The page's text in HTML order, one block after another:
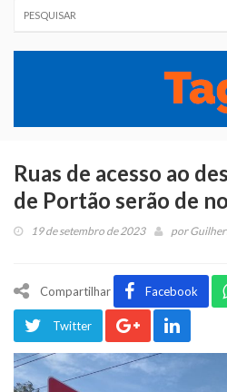
Ruas de acesso ao
de Portão serão de
19 de setembro de 2023 por
Compartilhar Facebook
Twitter